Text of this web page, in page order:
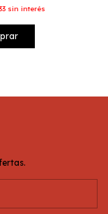
sin interés